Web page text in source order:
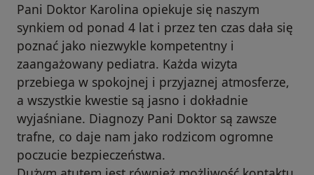
Pani Doktor Karolina opiekuje się naszym
synkiem od ponad 4 lat i przez ten czas dała się
poznać jako niezwykle kompetentny i
zaangażowany pediatra. Każda wizyta
przebiega w spokojnej i przyjaznej atmosferze,
a wszystkie kwestie są jasno i dokładnie
wyjaśniane. Diagnozy Pani Doktor są zawsze
trafne, co daje nam jako rodzicom ogromne
poczucie bezpieczeństwa.